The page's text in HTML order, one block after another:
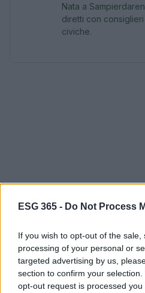
ESG 365 - Do Not Process
If you wish to opt-out of the
processing of your personal or
targeted advertising by us,
section to confirm your
opt-out request is processed
Nata a
diretti con
civiche.